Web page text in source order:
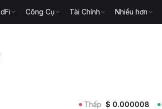
Công Cụ Tài Chính Nhiều hơn
Thấp $ 0.000008